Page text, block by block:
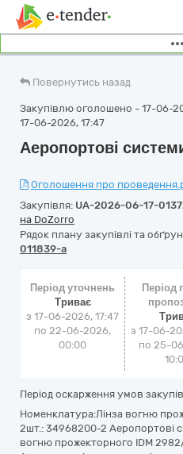
Повернутись назад
Закупівлю оголошено - 17-06-
17-06-2026, 17:47
Аеропортові
Оголошення про
Закупівля: UA-2026-06-17-
на DoZorro
Рядок плану закупівлі та
011839-a
Період уточнень
Триває
з 17-06-2026, 17:47
по 22-06-2026,
00:00
Період
з 17-06-
по 25-
Період оскарження умов
Номенклатура:Лінза вогню
2шт.: 34968200-2 Аеропортові
вогню прожекторного IDM